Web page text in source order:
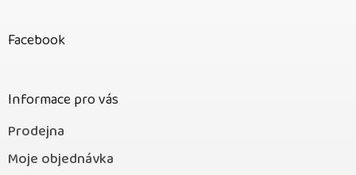
Facebook
Informace pro vás
Prodejna
Moje objednávka